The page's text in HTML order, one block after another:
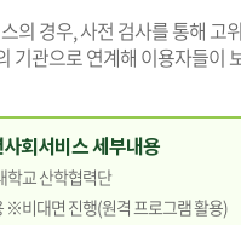
의 경우, 사전 검사를 통해
기관으로 연계해 이용자들이
회서비스 세부내용
교 산학협력단
비대면 진행(원격 프로그램 활용)